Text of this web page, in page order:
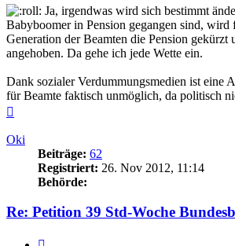
Ja, irgendwas wird sich bestimmt
Babyboomer in Pension gegangen sind, wird
Generation der Beamten die Pension gekürzt
angehoben. Da gehe ich jede Wette ein.
Dank sozialer Verdummungsmedien ist eine
für Beamte faktisch unmöglich, da politisch
Oki
Beiträge: 62
Registriert: 26. Nov 2012, 11:14
Behörde:
Re: Petition 39 Std-Woche